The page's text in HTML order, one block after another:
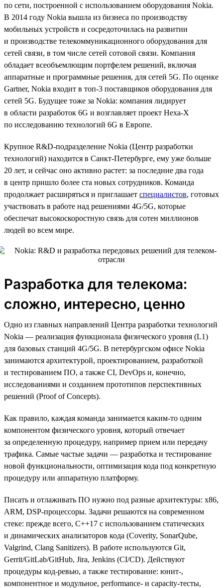
по сети, построенной с использованием оборудования Nokia.
В 2014 году Nokia вышла из бизнеса по производству
мобильных устройств и сосредоточилась на развитии
и производстве телекоммуникационного оборудования для
сетей связи, в том числе сетей сотовой связи. Компания
обладает всеобъемлющим портфелем решений, включая
аппаратные и программные решения, для сетей 5G. По оценке
Gartner, Nokia входит в топ-3 поставщиков оборудования для
сетей 5G. Будущее тоже за Nokia: компания лидирует
в области разработок 6G и возглавляет проект Hexa-X
по исследованию технологий 6G в Европе.
Крупное R&D-подразделение Nokia (Центр разработки
технологий) находится в Санкт-Петербурге, ему уже больше
20 лет, и сейчас оно активно растет: за последние два года
в центр пришло более ста новых сотрудников. Команда
продолжает расширяться и приглашает специалистов, готовых
участвовать в работе над решениями 4G/5G, которые
обеспечат высокоскоростную связь для сотен миллионов
людей во всем мире.
Разработка для телекома:
сложно, интересно, ценно
Одно из главных направлений Центра разработки технологий
Nokia — реализация функционала физического уровня (L1)
для базовых станций 4G/5G. В петербургском офисе Nokia
занимаются архитектурой, проектированием, разработкой
и тестированием ПО, а также CI, DevOps и, конечно,
исследованиями и созданием прототипов перспективных
решений (Proof of Concepts).
Как правило, каждая команда занимается каким-то одним
компонентом физического уровня, который отвечает
за определенную процедуру, например прием или передачу
трафика. Самые частые задачи — разработка и тестирование
новой функциональности, оптимизация кода под конкретную
процедуру или аппаратную платформу.
Писать и отлаживать ПО нужно под разные архитектуры: х86,
ARM, DSP-процессоры. Задачи решаются на современном
стеке: прежде всего, С++17 с использованием статических
и динамических анализаторов кода (Coverity, SonarQube,
Valgrind, Clang Sanitizers). В работе используются Git,
Gerrit/GitLab/GitHub, Jira, Jenkins (CI/CD). Действуют
процедуры код-ревью, а также тестирование: юнит-,
компонентное и модульное, performance- и capacity-тесты,